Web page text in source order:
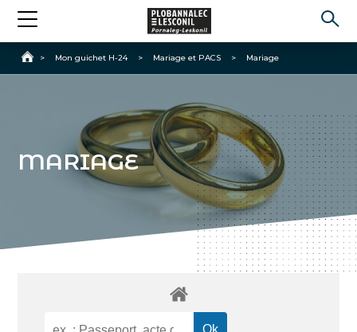
Accueil
> Mon guichet H-24 > Mariage et PACS > Mariage
MARIAGE